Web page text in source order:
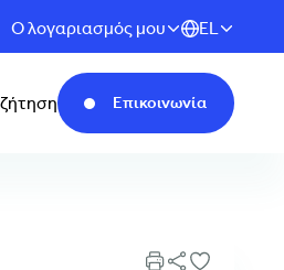
Ο λογαριασμός μου EL
Επικοινωνία